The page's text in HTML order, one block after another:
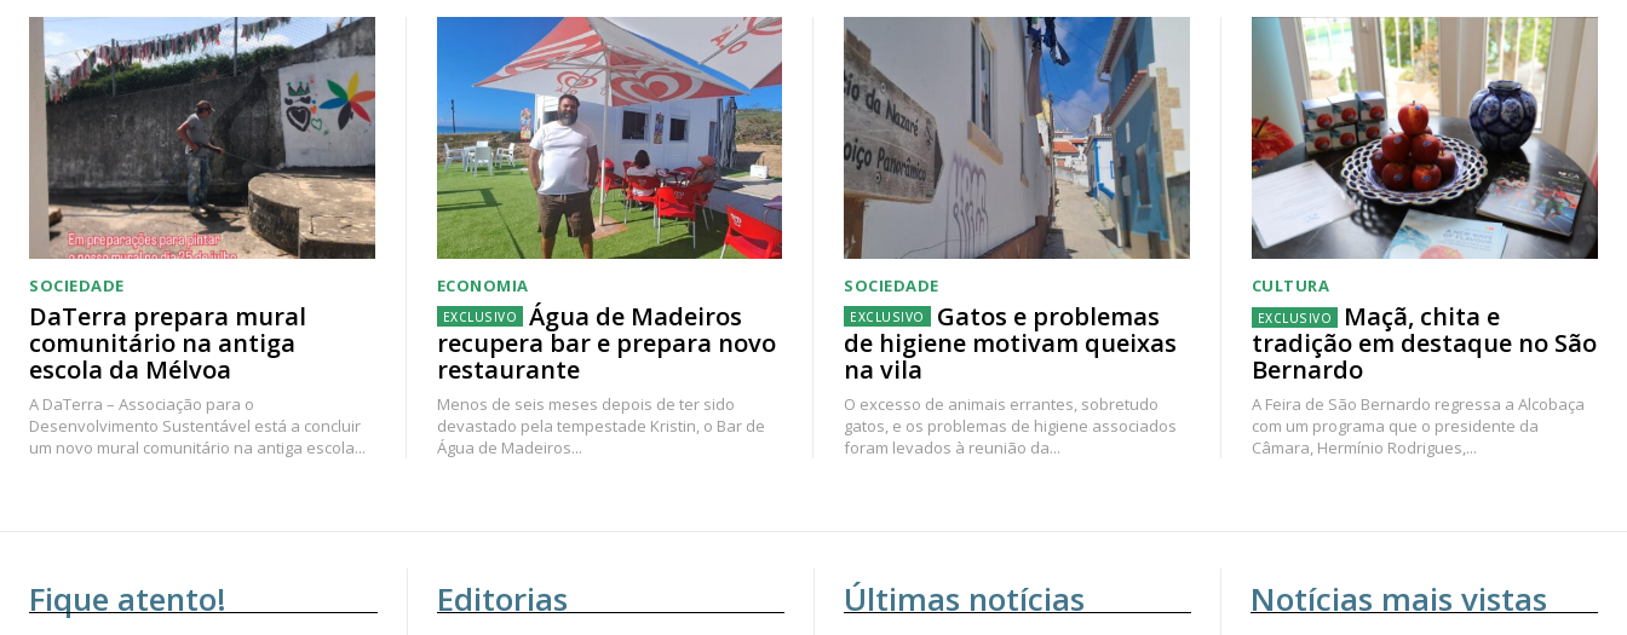
SOCIEDADE
DaTerra prepara mural
comunitário na antiga
escola da Mélvoa
A DaTerra – Associação para o
Desenvolvimento Sustentável está a concluir
um novo mural comunitário na antiga escola...
ECONOMIA
Água de Madeiros
recupera bar e prepara novo
restaurante
Menos de seis meses depois de ter sido
devastado pela tempestade Kristin, o Bar de
Água de Madeiros...
SOCIEDADE
Gatos e problemas
de higiene motivam queixas
na vila
O excesso de animais errantes, sobretudo
gatos, e os problemas de higiene associados
foram levados à reunião da...
CULTURA
Maçã, chita e
tradição em destaque no São
Bernardo
A Feira de São Bernardo regressa a Alcobaça
com um programa que o presidente da
Câmara, Hermínio Rodrigues,...
Fique atento! Editorias Últimas notícias Notícias mais vistas